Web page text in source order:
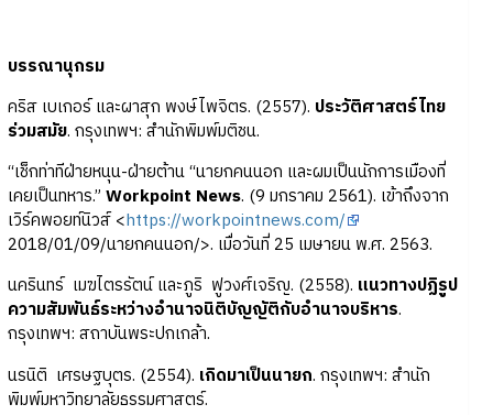
บรรณานุกรม
คริส เบเกอร์ และผาสุก พงษ์ไพจิตร. (2557). ประวัติศาสตร์ไทย
ร่วมสมัย. กรุงเทพฯ: สำนักพิมพ์มติชน.
“เช็กท่าทีฝ่ายหนุน-ฝ่ายต้าน “นายกคนนอก และผมเป็นนักการเมืองที่
เคยเป็นทหาร.” Workpoint News. (9 มกราคม 2561). เข้าถึงจาก
เวิร์คพอยท์นิวส์ <https://workpointnews.com/
2018/01/09/นายกคนนอก/>. เมื่อวันที่ 25 เมษายน พ.ศ. 2563.
นครินทร์ เมฆไตรรัตน์ และภูริ ฟูวงศ์เจริญ. (2558). แนวทางปฏิรูป
ความสัมพันธ์ระหว่างอำนาจนิติบัญญัติกับอำนาจบริหาร.
กรุงเทพฯ: สถาบันพระปกเกล้า.
นรนิติ เศรษฐบุตร. (2554). เกิดมาเป็นนายก. กรุงเทพฯ: สำนัก
พิมพ์มหาวิทยาลัยธรรมศาสตร์.